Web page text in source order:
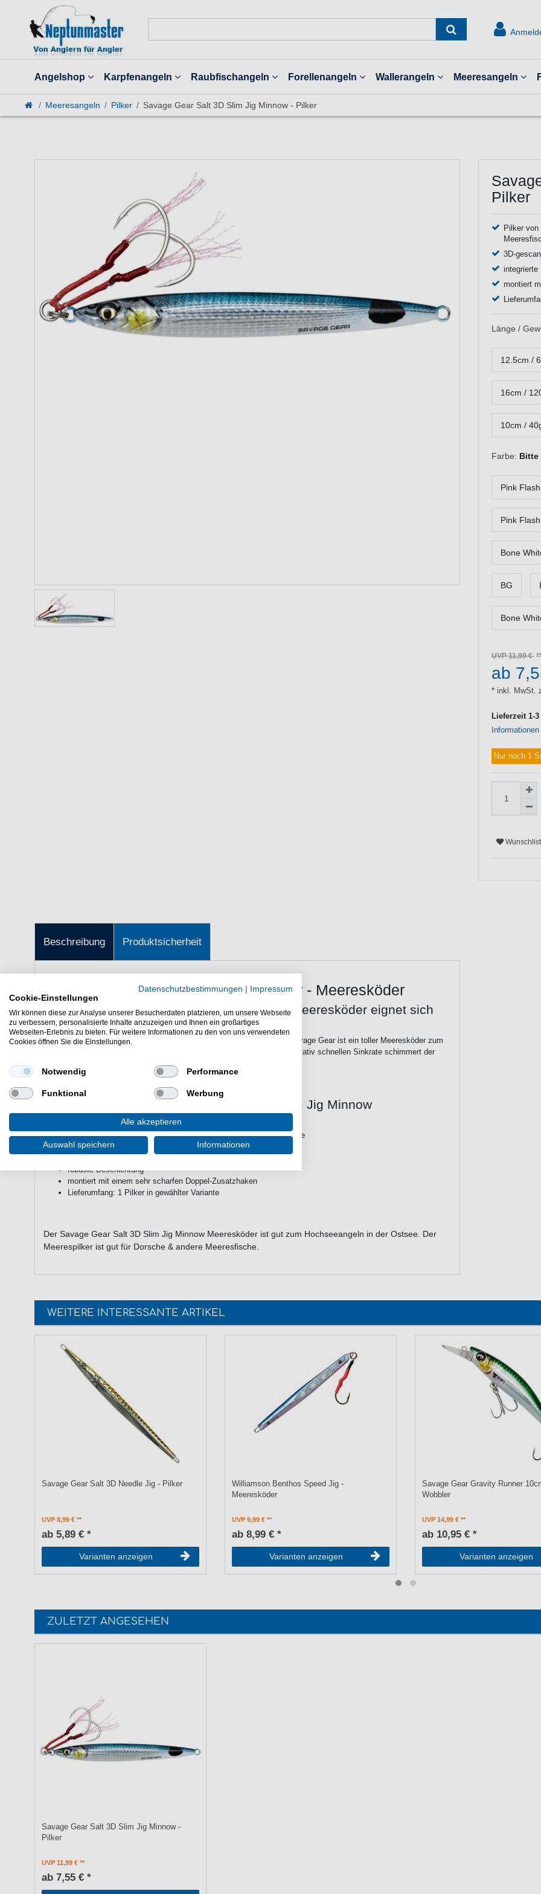
Angelshop Karpfenangeln Raubfischangeln Forellenangeln Wallerangeln Meeresangeln
Meeresangeln Pilker Savage Gear Salt 3D Slim Jig Minnow - Pilker
Pilker
Pilker
3D-
integrierte
montiert
Länge /
12.5cm /
16cm /
10cm /
Farbe: Bitte
Pink Flash
Pink
Bone
BG
Bone
UVP 11,99 €
ab
* inkl. MwSt.
Lieferzeit 1-
Nur noch 1
Beschreibung Produktsicherheit
Savage Gear Salt 3D Slim Jig Minnow - Meeresköder
Der Savage Gear Salt 3D Slim Jig Minnow Meeresköder eignet sich
sehr gut zum Dorschangeln
Savage Gear Salt 3D Slim Jig Minnow - Meeresköder - Der Pilker von Savage Gear ist ein toller Meeresköder zum
Pilkangeln und Jiggen auf Dorsche und andere Meeresfische. Trotz der relativ schnellen Sinkrate schimmert der
Kunstköder und vibriert beim Absinken wie ein verwundeter Beutefisch.
Eigenschaften der Savage Gear Salt 3D Slim Jig Minnow
Pilker zum Pilkangeln & Jiggen auf Dorsche & andere Meeresfische
3D-gescannte Gesichtsdetails & Fotodruck
robuste Beschichtung
montiert mit einem sehr scharfen Doppel-Zusatzhaken
Lieferumfang: 1 Pilker in gewählter Variante
Der Savage Gear Salt 3D Slim Jig Minnow Meeresköder ist gut zum Hochseeangeln in der Ostsee. Der
Meerespilker ist gut für Dorsche & andere Meeresfische.
WEITERE INTERESSANTE ARTIKEL
Savage Gear Salt 3D Needle Jig - Pilker
UVP 8,99 €
ab 5,89 € *
Varianten anzeigen
Williamson Benthos Speed Jig -
Meeresköder
UVP 9,99 €
ab 8,99 € *
Varianten anzeigen
Savage Gear Gravity Runner
Wobbler
UVP 14,99 €
ab 10,95 € *
Varianten anzeigen
ZULETZT ANGESEHEN
Savage Gear Salt 3D Slim Jig Minnow -
Pilker
UVP 11,99 €
ab 7,55 € *
Datenschutzbestimmungen
Impressum
Cookie-Einstellungen
Wir können diese zur Analyse unserer Besucherdaten platzieren, um unsere Webseite
zu verbessern, personalisierte Inhalte anzuzeigen und Ihnen ein großartiges
Webseiten-Erlebnis zu bieten. Für weitere Informationen zu den von uns verwendeten
Cookies öffnen Sie die Einstellungen.
Notwendig Performance
Funktional Werbung
Alle akzeptieren
Auswahl speichern Informationen